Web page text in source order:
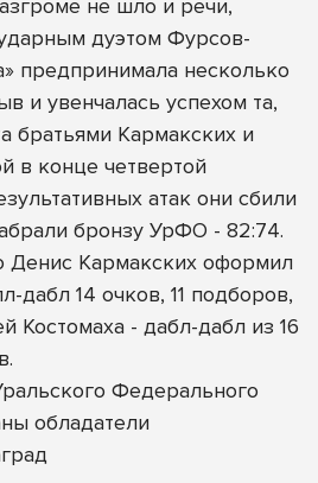
не шло и речи,
дуэтом Фурсов-
предпринимала несколько
и увенчалась успехом та,
братьями Кармакских и
в конце четвертой
атак они сбили
бронзу УрФО - 82:74.
Денис Кармакских оформил
дабл 14 очков, 11 подборов,
Костомаха - дабл-дабл из 16
Федерального
обладатели